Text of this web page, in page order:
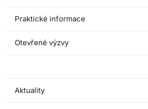
Praktické informace
Otevřené výzvy
Aktuality